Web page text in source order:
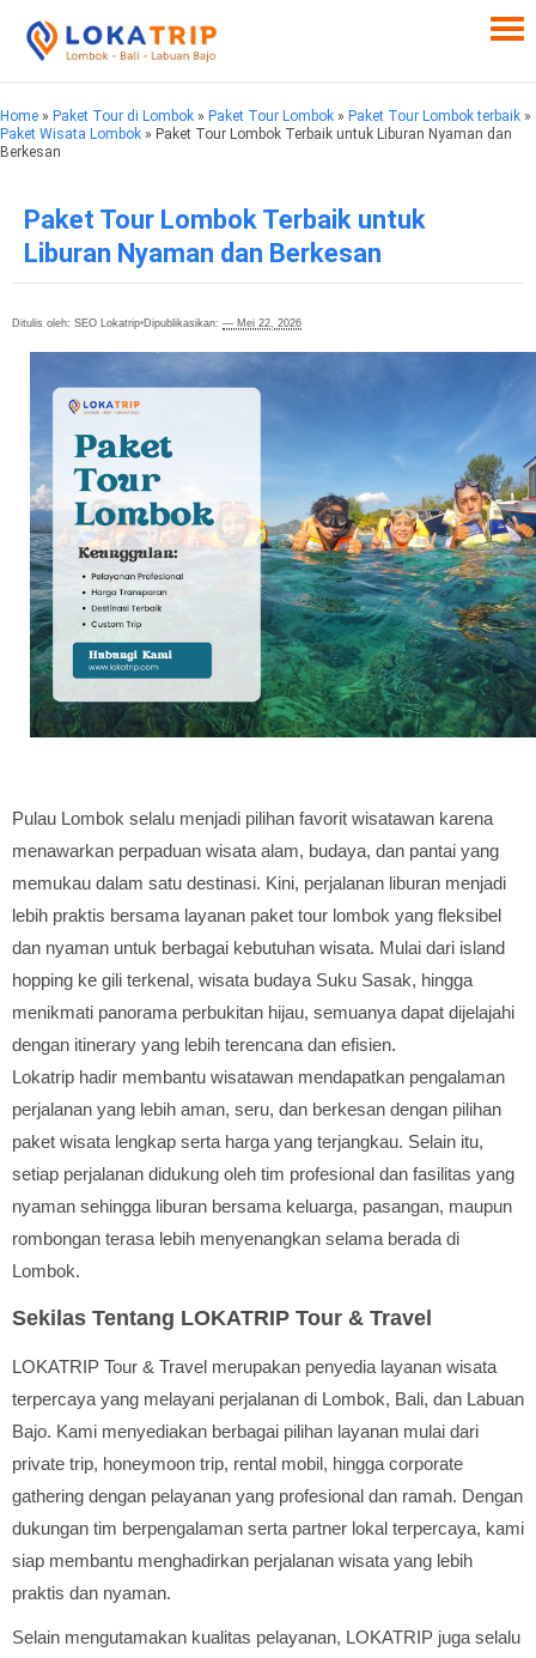
Home » Paket Tour di Lombok » Paket Tour Lombok » Paket Tour Lombok terbaik »
Paket Wisata Lombok » Paket Tour Lombok Terbaik untuk Liburan Nyaman dan
Berkesan
Paket Tour Lombok Terbaik untuk
Liburan Nyaman dan Berkesan
Ditulis oleh: SEO Lokatrip•Dipublikasikan: — Mei 22, 2026
Pulau Lombok selalu menjadi pilihan favorit wisatawan karena
menawarkan perpaduan wisata alam, budaya, dan pantai yang
memukau dalam satu destinasi. Kini, perjalanan liburan menjadi
lebih praktis bersama layanan paket tour lombok yang fleksibel
dan nyaman untuk berbagai kebutuhan wisata. Mulai dari island
hopping ke gili terkenal, wisata budaya Suku Sasak, hingga
menikmati panorama perbukitan hijau, semuanya dapat dijelajahi
dengan itinerary yang lebih terencana dan efisien.
Lokatrip hadir membantu wisatawan mendapatkan pengalaman
perjalanan yang lebih aman, seru, dan berkesan dengan pilihan
paket wisata lengkap serta harga yang terjangkau. Selain itu,
setiap perjalanan didukung oleh tim profesional dan fasilitas yang
nyaman sehingga liburan bersama keluarga, pasangan, maupun
rombongan terasa lebih menyenangkan selama berada di
Lombok.
Sekilas Tentang LOKATRIP Tour & Travel
LOKATRIP Tour & Travel merupakan penyedia layanan wisata
terpercaya yang melayani perjalanan di Lombok, Bali, dan Labuan
Bajo. Kami menyediakan berbagai pilihan layanan mulai dari
private trip, honeymoon trip, rental mobil, hingga corporate
gathering dengan pelayanan yang profesional dan ramah. Dengan
dukungan tim berpengalaman serta partner lokal terpercaya, kami
siap membantu menghadirkan perjalanan wisata yang lebih
praktis dan nyaman.
Selain mengutamakan kualitas pelayanan, LOKATRIP juga selalu